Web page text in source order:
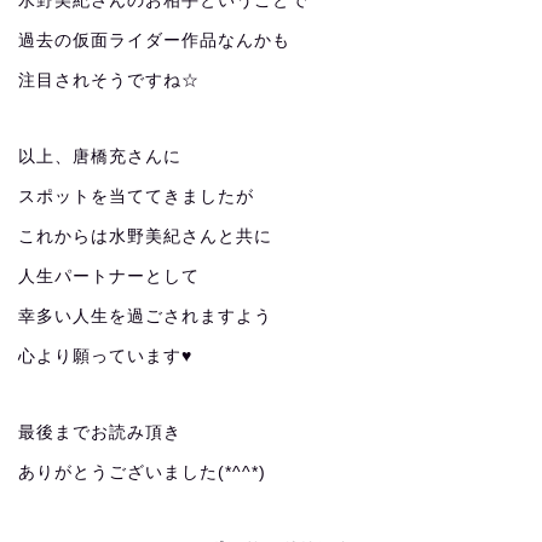
過去の仮面ライダー作品なんかも
注目されそうですね☆
以上、唐橋充さんに
スポットを当ててきましたが
これからは水野美紀さんと共に
人生パートナーとして
幸多い人生を過ごされますよう
心より願っています♥
最後までお読み頂き
ありがとうございました(*^^*)